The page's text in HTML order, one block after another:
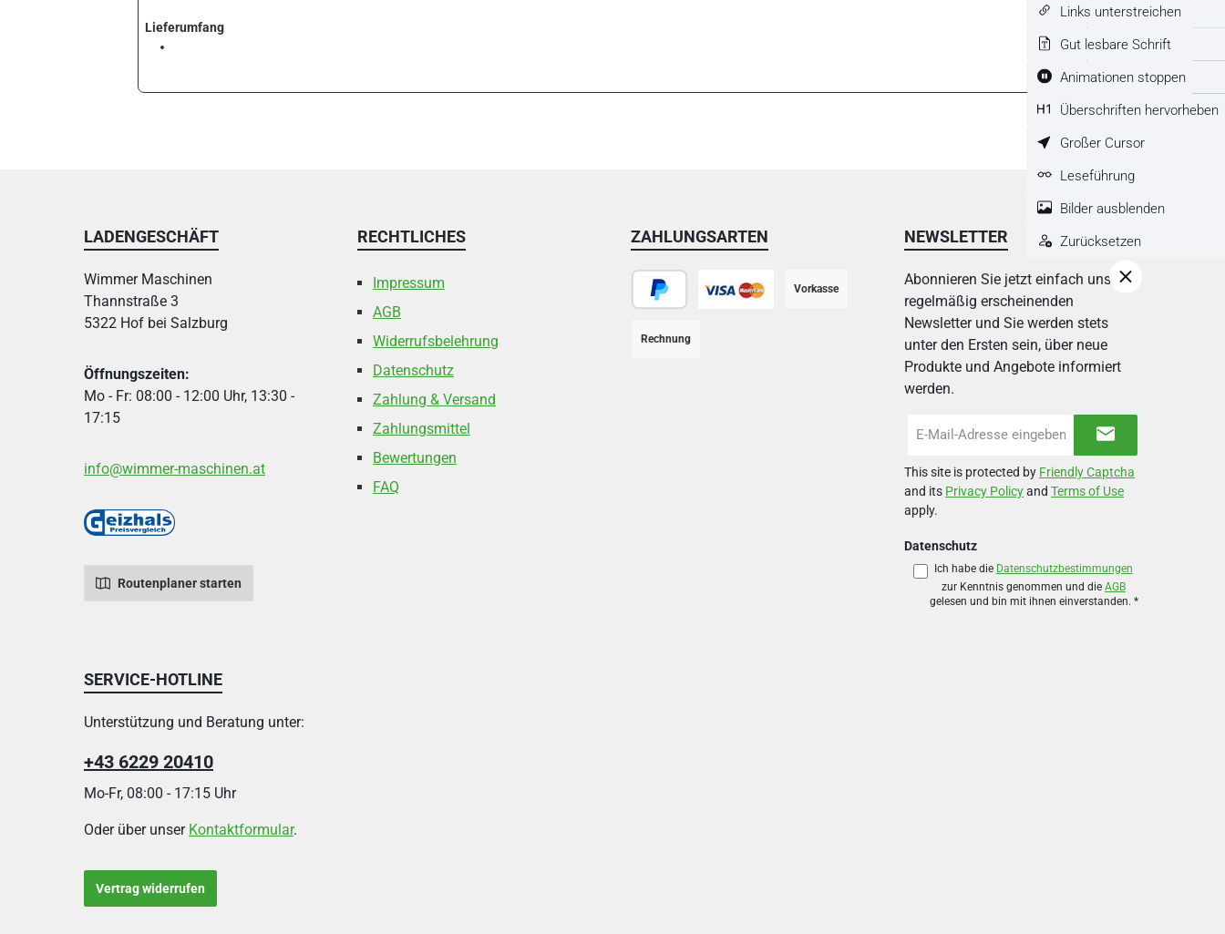
Lieferumfang
LADENGESCHÄFT
Wimmer Maschinen
Thannstraße 3
5322 Hof bei Salzburg
Öffnungszeiten:
Mo - Fr: 08:00 - 12:00 Uhr, 13:30 -
17:15
info@wimmer-maschinen.at
Routenplaner starten
RECHTLICHES
Impressum
AGB
Widerrufsbelehrung
Datenschutz
Zahlung & Versand
Zahlungsmittel
Bewertungen
FAQ
ZAHLUNGSARTEN
Vorkasse
Rechnung
NEWSLETTER
Abonnieren Sie jetzt einfach unseren
regelmäßig erscheinenden
Newsletter und Sie werden stets
unter den Ersten sein, über neue
Produkte und Angebote informiert
werden.
Mail-
*
This site is protected by Friendly Captcha
and its Privacy Policyand Terms of Use
apply.
Datenschutz
Ich habe die Datenschutzbestimmungen
zur Kenntnis genommen und die AGB
gelesen und bin mit ihnen einverstanden. *
SERVICE-HOTLINE
Unterstützung und Beratung unter:
+43 6229 20410
Mo-Fr, 08:00 - 17:15 Uhr
Oder über unser Kontaktformular.
Vertrag widerrufen
Links unterstreichen
Gut lesbare Schrift
Animationen stoppen
Überschriften hervorheben
Großer Cursor
Leseführung
Bilder ausblenden
Zurücksetzen